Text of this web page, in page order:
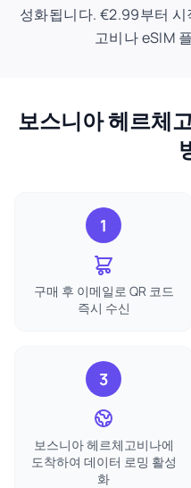
성화됩니다. €2.99부터
고비나 eSIM
보스니아 헤르체
1
구매 후 이메일로 QR 코드
즉시 수신
3
보스니아 헤르체고비나에
도착하여 데이터 로밍 활성
화